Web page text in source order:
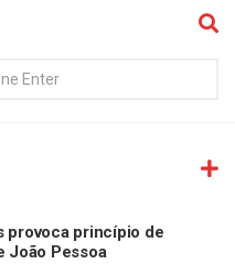
provoca princípio de
João Pessoa